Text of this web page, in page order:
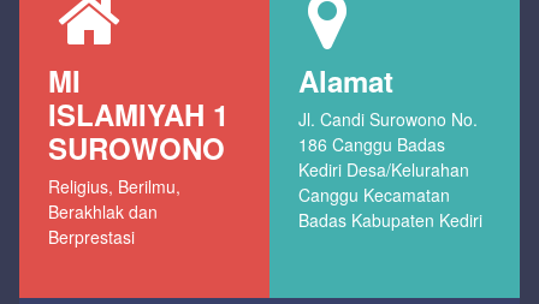
MI
ISLAMIYAH 1
SUROWONO
Religius, Berilmu,
Berakhlak dan
Berprestasi
Alamat
Jl. Candi Surowono No.
186 Canggu Badas
Kediri Desa/Kelurahan
Canggu Kecamatan
Badas Kabupaten Kediri